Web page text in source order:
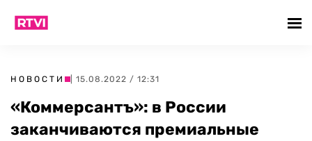
НОВОСТИ | 15.08.2022 / 12:31
«Коммерсантъ»: в России
заканчиваются премиальные